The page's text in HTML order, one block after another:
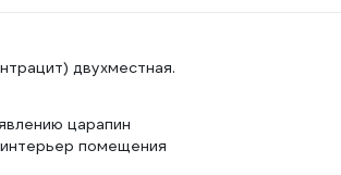
двухместная.
царапин
помещения